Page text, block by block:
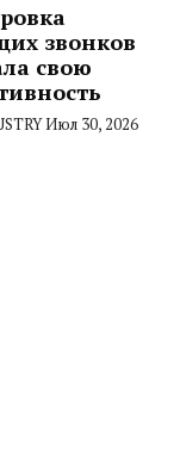
звонков
свою
Июл 30, 2026